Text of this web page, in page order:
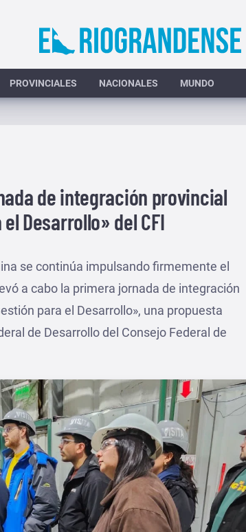
PROVINCIALES NACIONALES MUNDO
de integración provincial
Desarrollo» del CFI
se continúa impulsando firmemente el
a cabo la primera jornada de integración
para el Desarrollo», una propuesta
de Desarrollo del Consejo Federal de